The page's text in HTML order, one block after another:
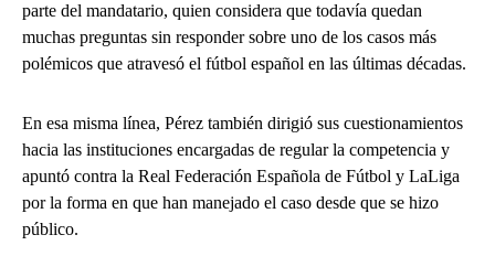
parte del mandatario, quien considera que todavía quedan
muchas preguntas sin responder sobre uno de los casos más
polémicos que atravesó el fútbol español en las últimas décadas.
En esa misma línea, Pérez también dirigió sus cuestionamientos
hacia las instituciones encargadas de regular la competencia y
apuntó contra la Real Federación Española de Fútbol y LaLiga
por la forma en que han manejado el caso desde que se hizo
público.